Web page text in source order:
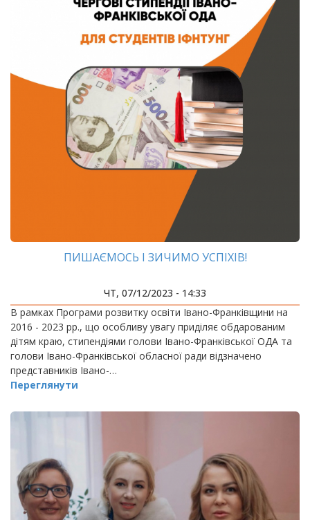
ПИШАЄМОСЬ І ЗИЧИМО УСПІХІВ!
ЧТ, 07/12/2023 - 14:33
В рамках Програми розвитку освіти Івано-Франківщини на
2016 - 2023 рр., що особливу увагу приділяє обдарованим
дітям краю, стипендіями голови Івано-Франківської ОДА та
голови Івано-Франківської обласної ради відзначено
представників Івано-…
Переглянути